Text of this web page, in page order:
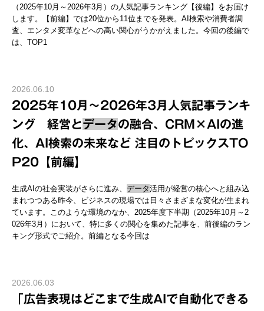
（2025年10月～2026年3月）の人気記事ランキング【後編】をお届け
します。【前編】では20位から11位までを発表。AI検索や消費者調
査、エンタメ変革などへの高い関心がうかがえました。今回の後編で
は、TOP1
2026.06.10
2025年10月～2026年3月人気記事ランキ
ング 経営とデータの融合、CRM×AIの進
化、AI検索の未来など 注目のトピックスTO
P20【前編】
生成AIの社会実装がさらに進み、 データ活用が経営の核心へと組み込
まれつつある昨今、ビジネスの現場では日々さまざまな変化が生まれ
ています。このような環境のなか、2025年度下半期（2025年10月～2
026年3月）において、特に多くの関心を集めた記事を、前後編のラン
キング形式でご紹介。前編となる今回は
2026.06.03
「広告表現はどこまで生成AIで自動化できる